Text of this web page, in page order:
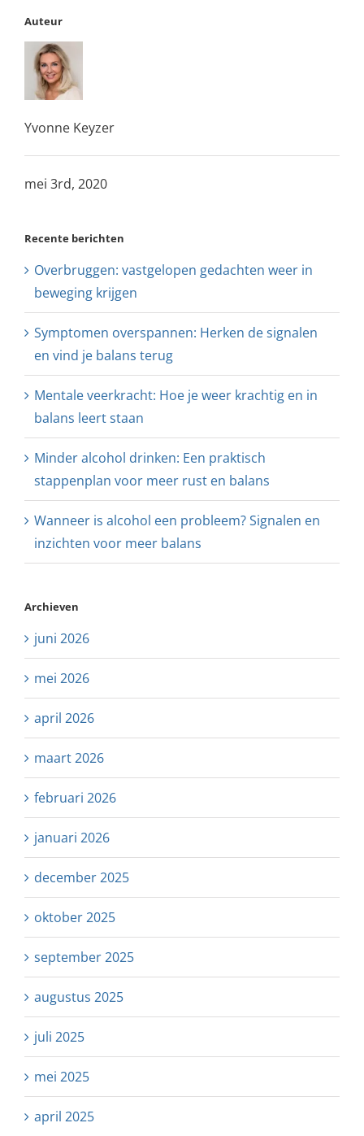
Auteur
Yvonne Keyzer
mei 3rd, 2020
Recente berichten
Overbruggen: vastgelopen gedachten weer in
beweging krijgen
Symptomen overspannen: Herken de signalen
en vind je balans terug
Mentale veerkracht: Hoe je weer krachtig en in
balans leert staan
Minder alcohol drinken: Een praktisch
stappenplan voor meer rust en balans
Wanneer is alcohol een probleem? Signalen en
inzichten voor meer balans
Archieven
juni 2026
mei 2026
april 2026
maart 2026
februari 2026
januari 2026
december 2025
oktober 2025
september 2025
augustus 2025
juli 2025
mei 2025
april 2025